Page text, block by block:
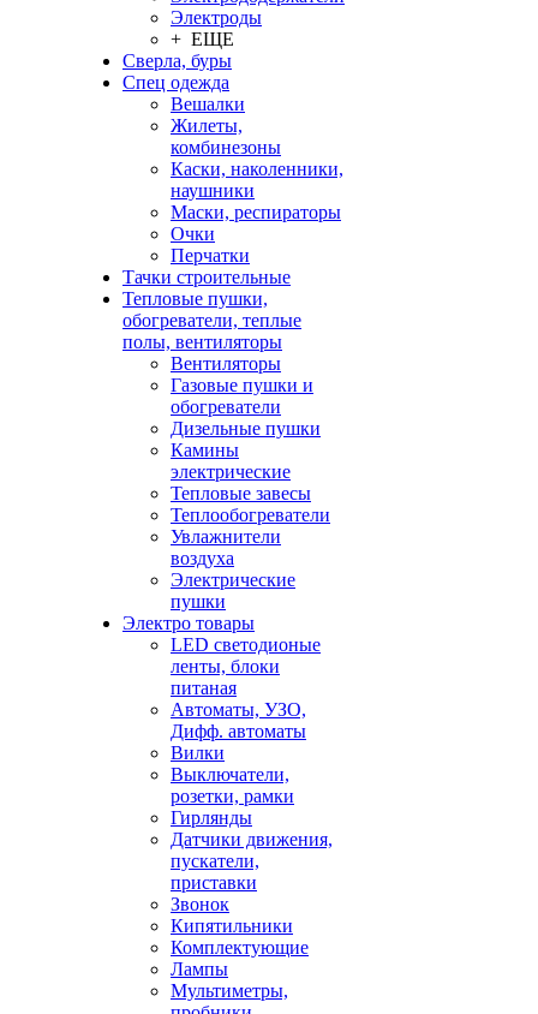
Электроды
+ ЕЩЕ
Сверла, буры
Спец одежда
Вешалки
Жилеты,
комбинезоны
Каски, наколенники,
наушники
Маски, респираторы
Очки
Перчатки
Тачки строительные
Тепловые пушки,
обогреватели, теплые
полы, вентиляторы
Вентиляторы
Газовые пушки и
обогреватели
Дизельные пушки
Камины
электрические
Тепловые завесы
Теплообогреватели
Увлажнители
воздуха
Электрические
пушки
Электро товары
LED светодионые
ленты, блоки
питаная
Автоматы, УЗО,
Дифф. автоматы
Вилки
Выключатели,
розетки, рамки
Гирлянды
Датчики движения,
пускатели,
приставки
Звонок
Кипятильники
Комплектующие
Лампы
Мультиметры,